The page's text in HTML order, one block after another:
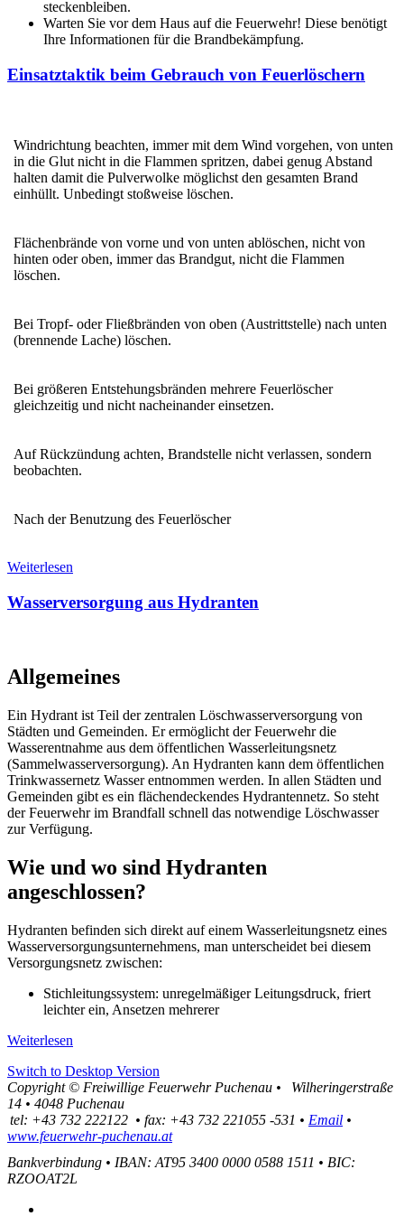
steckenbleiben.
Warten Sie vor dem Haus auf die Feuerwehr! Diese benötigt
Ihre Informationen für die Brandbekämpfung.
Einsatztaktik beim Gebrauch von Feuerlöschern
Windrichtung beachten, immer mit dem Wind vorgehen, von unten
in die Glut nicht in die Flammen spritzen, dabei genug Abstand
halten damit die Pulverwolke möglichst den gesamten Brand
einhüllt. Unbedingt stoßweise löschen.
Flächenbrände von vorne und von unten ablöschen, nicht von
hinten oder oben, immer das Brandgut, nicht die Flammen
löschen.
Bei Tropf- oder Fließbränden von oben (Austrittstelle) nach unten
(brennende Lache) löschen.
Bei größeren Entstehungsbränden mehrere Feuerlöscher
gleichzeitig und nicht nacheinander einsetzen.
Auf Rückzündung achten, Brandstelle nicht verlassen, sondern
beobachten.
Nach der Benutzung des Feuerlöscher
Weiterlesen
Wasserversorgung aus Hydranten
Allgemeines
Ein Hydrant ist Teil der zentralen Löschwasserversorgung von
Städten und Gemeinden. Er ermöglicht der Feuerwehr die
Wasserentnahme aus dem öffentlichen Wasserleitungsnetz
(Sammelwasserversorgung). An Hydranten kann dem öffentlichen
Trinkwassernetz Wasser entnommen werden. In allen Städten und
Gemeinden gibt es ein flächendeckendes Hydrantennetz. So steht
der Feuerwehr im Brandfall schnell das notwendige Löschwasser
zur Verfügung.
Wie und wo sind Hydranten
angeschlossen?
Hydranten befinden sich direkt auf einem Wasserleitungsnetz eines
Wasserversorgungsunternehmens, man unterscheidet bei diesem
Versorgungsnetz zwischen:
Stichleitungssystem: unregelmäßiger Leitungsdruck, friert
leichter ein, Ansetzen mehrerer
Weiterlesen
Switch to Desktop Version
Copyright © Freiwillige Feuerwehr Puchenau •
Wilheringerstraße
14 • 4048 Puchenau
tel: +43 732 222122 • fax: +43 732 221055 -531 • Email •
www.feuerwehr-puchenau.at
Bankverbindung • IBAN: AT95 3400 0000 0588 1511 • BIC:
RZOOAT2L